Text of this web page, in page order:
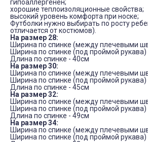
гипоаллергенен;
хорошие теплоизоляционные свойства;
высокий уровень комфорта при носке;
Футболки нужно выбирать по росту
отличается от костюмов).
На размер 28:
Ширина по спинке (между плечевыми
Ширина по спинке (под проймой рукава)
Длина по спинке - 40см
На размер 30:
Ширина по спинке (между плечевыми
Ширина по спинке (под проймой рукава)
Длина по спинке - 45см
На размер 32:
Ширина по спинке (между плечевыми
Ширина по спинке (под проймой рукава)
Длина по спинке - 49см
На размер 34:
Ширина по спинке (между плечевыми
Ширина по спинке (под проймой рукава)